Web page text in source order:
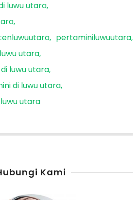
luwu utara
pertaminiluwuutara
utara
luwu utara
di luwu utara
utara
Kami